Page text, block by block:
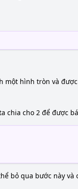
một hình tròn và
chia cho 2 để được
bỏ qua bước này và